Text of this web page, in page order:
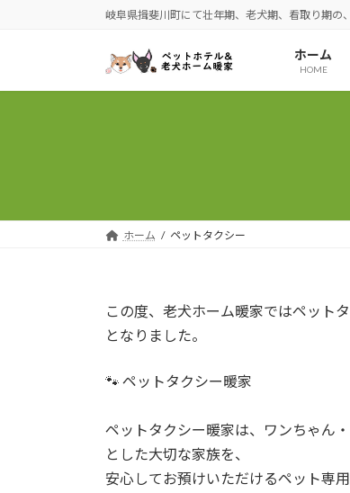
ツ
シ
岐阜県揖斐川町にて壮年期、老犬期、看取り期
ホーム
HOME
ホーム ペットタクシー
この度、老犬ホーム暖家ではペット
となりました。
🐾 ペットタクシー暖家
ペットタクシー暖家は、ワンちゃん
とした大切な家族を、
安心してお預けいただけるペット専